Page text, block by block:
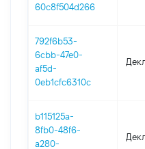
60c8f504d266
792f6b53-
6cbb-47e0-
af5d-
0eb1cfc6310c
b115125a-
8fb0-48f6-
a280-